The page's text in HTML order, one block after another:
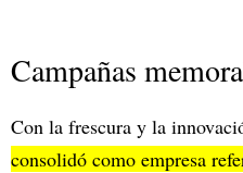
Campañas
Con la frescura y la
consolidó como empresa